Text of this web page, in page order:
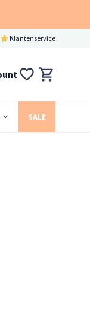
Klantenservice
SALE